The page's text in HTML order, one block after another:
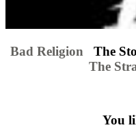
Bad Religion The
The
You